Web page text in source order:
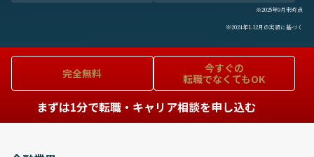
※2025年9月末時点
※2024年1-12月の実績に基づく
完全無料
今すぐの
転職でなくてもOK
まずは1分で転職・キャリア相談を申し込む